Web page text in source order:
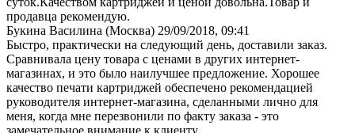
продавца рекомендую.
Букина Василина (Москва) 29/09/2018, 09:41
Быстро, практически на следующий день, доставили заказ.
Сравнивала цену товара с ценами в других интернет-
магазинах, и это было наилучшее предложение. Хорошее
качество печати картриджей обеспечено рекомендацией
руководителя интернет-магазина, сделанными лично для
меня, когда мне перезвонили по факту заказа - это
замечательное внимание к клиенту.